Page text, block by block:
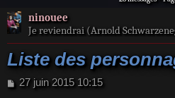
ninouee
Je reviendrai (Arnold
Liste des
M
27 juin 2015 10:15